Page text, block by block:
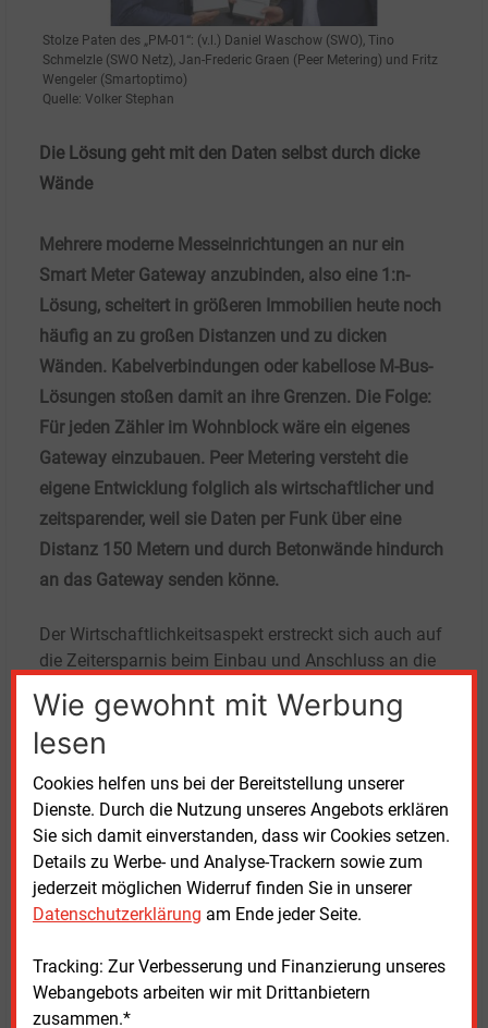
Wie gewohnt mit Werbung
lesen
Cookies helfen uns bei der Bereitstellung unserer
Dienste. Durch die Nutzung unseres Angebots erklären
Sie sich damit einverstanden, dass wir Cookies setzen.
Details zu Werbe- und Analyse-Trackern sowie zum
jederzeit möglichen Widerruf finden Sie in unserer
Datenschutzerklärung am Ende jeder Seite.
Tracking: Zur Verbesserung und Finanzierung unseres
Webangebots arbeiten wir mit Drittanbietern
zusammen.*
Stolze Paten des „PM-01“: (v.l.) Daniel Waschow (SWO), Tino
Schmelzle (SWO Netz), Jan-Frederic Graen (Peer Metering) und Fritz
Wengeler (Smartoptimo)
Quelle: Volker Stephan
Die Lösung geht mit den Daten selbst durch dicke
Wände
Mehrere moderne Messeinrichtungen an nur ein
Smart Meter Gateway anzubinden, also eine 1:n-
Lösung, scheitert in größeren Immobilien heute noch
häufig an zu großen Distanzen und zu dicken
Wänden. Kabelverbindungen oder kabellose M-Bus-
Lösungen stoßen damit an ihre Grenzen. Die Folge:
Für jeden Zähler im Wohnblock wäre ein eigenes
Gateway einzubauen. Peer Metering versteht die
eigene Entwicklung folglich als wirtschaftlicher und
zeitsparender, weil sie Daten per Funk über eine
Distanz 150 Metern und durch Betonwände hindurch
an das Gateway senden könne.
Der Wirtschaftlichkeitsaspekt erstreckt sich auch auf
die Zeitersparnis beim Einbau und Anschluss an die
zweiteilige Kommunikationsadapter lässt sich mit
wenigen Handgriffen auf die Gehäuse elektronischer
die Sendeeinheit des Adapters. Der Empfänger lasse
sich ebenso leicht anbringen, so Graen. Der
empfangende Wireless M-Bus setzt per „plug & play“
direkt am Gateway auf und gibt die einlaufenden
Daten unmittelbar weiter.
dieser Redaktion, sei der Adapter auf Zähler des
Herstellers EBZ zugeschnitten. Davon gebe es etwa